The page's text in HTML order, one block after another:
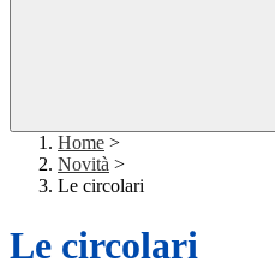
Home >
Novità >
Le circolari
Le circolari